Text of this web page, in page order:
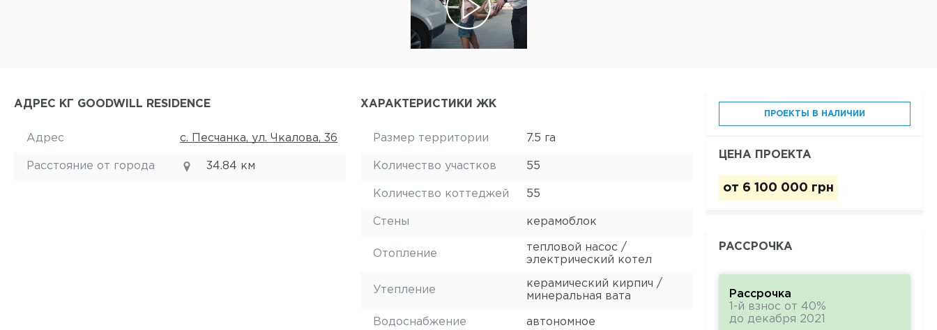
АДРЕС КГ GOODWILL RESIDENCE
Адрес с. Песчанка, ул. Чкалова, 36
Расстояние от города 34.84 км
ХАРАКТЕРИСТИКИ ЖК
Размер территории 7.5 га
Количество участков 55
Количество коттеджей 55
Стены керамоблок
Отопление
тепловой насос /
электрический котел
Утепление
керамический кирпич /
минеральная вата
Водоснабжение автономное
ПРОЕКТЫ В НАЛИЧИИ
ЦЕНА ПРОЕКТА
от 6 100 000 грн
РАССРОЧКА
Рассрочка
1-й взнос от 40%
до декабря 2021